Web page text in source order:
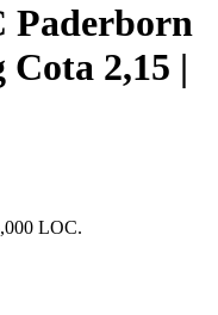
Paderborn
2,15 |
LOC.